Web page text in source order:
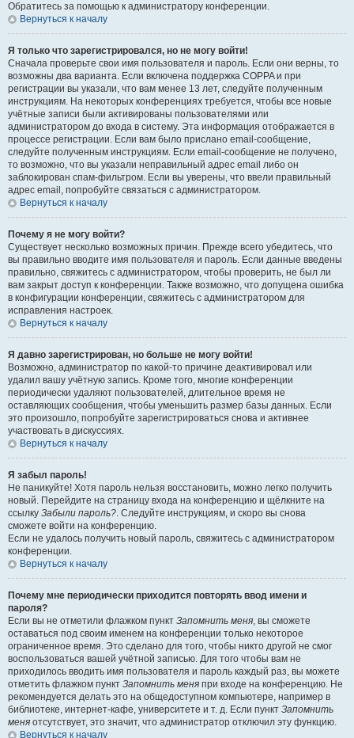
Обратитесь за помощью к администратору конференции.
Вернуться к началу
Я только что зарегистрировался, но не могу войти!
Сначала проверьте свои имя пользователя и пароль. Если они верны, то
возможны два варианта. Если включена поддержка COPPA и при
регистрации вы указали, что вам менее 13 лет, следуйте полученным
инструкциям. На некоторых конференциях требуется, чтобы все новые
учётные записи были активированы пользователями или
администратором до входа в систему. Эта информация отображается в
процессе регистрации. Если вам было прислано email-сообщение,
следуйте полученным инструкциям. Если email-сообщение не получено,
то возможно, что вы указали неправильный адрес email либо он
заблокирован спам-фильтром. Если вы уверены, что ввели правильный
адрес email, попробуйте связаться с администратором.
Вернуться к началу
Почему я не могу войти?
Существует несколько возможных причин. Прежде всего убедитесь, что
вы правильно вводите имя пользователя и пароль. Если данные введены
правильно, свяжитесь с администратором, чтобы проверить, не был ли
вам закрыт доступ к конференции. Также возможно, что допущена ошибка
в конфигурации конференции, свяжитесь с администратором для
исправления настроек.
Вернуться к началу
Я давно зарегистрирован, но больше не могу войти!
Возможно, администратор по какой-то причине деактивировал или
удалил вашу учётную запись. Кроме того, многие конференции
периодически удаляют пользователей, длительное время не
оставляющих сообщения, чтобы уменьшить размер базы данных. Если
это произошло, попробуйте зарегистрироваться снова и активнее
участвовать в дискуссиях.
Вернуться к началу
Я забыл пароль!
Не паникуйте! Хотя пароль нельзя восстановить, можно легко получить
новый. Перейдите на страницу входа на конференцию и щёлкните на
ссылку Забыли пароль?. Следуйте инструкциям, и скоро вы снова
сможете войти на конференцию.
Если не удалось получить новый пароль, свяжитесь с администратором
конференции.
Вернуться к началу
Почему мне периодически приходится повторять ввод имени и
пароля?
Если вы не отметили флажком пункт Запомнить меня, вы сможете
оставаться под своим именем на конференции только некоторое
ограниченное время. Это сделано для того, чтобы никто другой не смог
воспользоваться вашей учётной записью. Для того чтобы вам не
приходилось вводить имя пользователя и пароль каждый раз, вы можете
отметить флажком пункт Запомнить меня при входе на конференцию. Не
рекомендуется делать это на общедоступном компьютере, например в
библиотеке, интернет-кафе, университете и т. д. Если пункт Запомнить
меня отсутствует, это значит, что администратор отключил эту функцию.
Вернуться к началу